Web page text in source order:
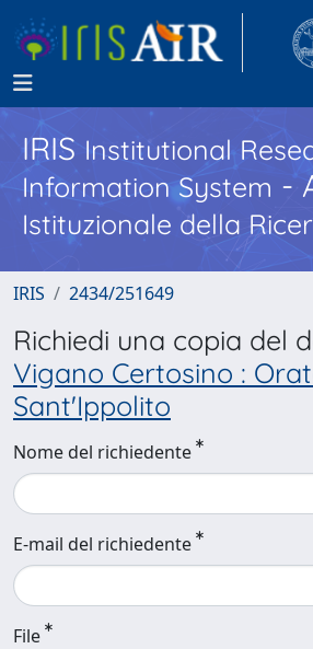
IRISInstitutional
Information System -
Istituzionale della
IRIS 2434/251649
Richiedi una copia del
Vigano Certosino :
Sant'Ippolito
Nome del richiedente
E-mail del richiedente
File